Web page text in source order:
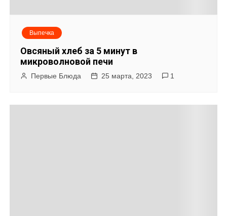
Выпечка
Овсяный хлеб за 5 минут в
микроволновой печи
Первые Блюда 25 марта, 2023 1